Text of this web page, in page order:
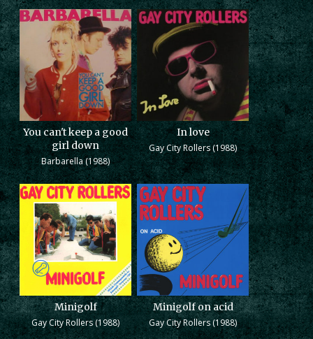
You can't keep a good
girl down
Barbarella (1988)
In love
Gay City Rollers (1988)
Minigolf
Gay City Rollers (1988)
Minigolf on acid
Gay City Rollers (1988)